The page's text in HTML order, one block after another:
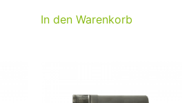
In den Warenkorb